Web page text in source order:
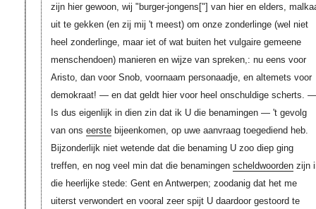
zijn hier gewoon, wij "burger-jongens["] van hier en elders,
uit te gekken (en zij mij 't meest) om onze zonderlinge (wel niet
heel zonderlinge, maar iet of wat buiten het vulgaire gemeene
menschendoen) manieren en wijze van spreken,: nu eens voor
Aristo, dan voor Snob, voornaam personaadje, en altemets voor
demokraat! — en dat geldt hier voor heel onschuldige scherts.
Is dus eigenlijk in dien zin dat ik U die benamingen — 't gevolg
van ons eerstebijeenkomen, op uwe aanvraag toegediend heb.
Bijzonderlijk niet wetende dat die benaming U zoo diep ging
treffen, en nog veel min dat die benamingen scheldwoordenzijn
die heerlijke stede: Gent en Antwerpen; zoodanig dat het me
uiterst verwondert en vooral zeer spijt U daardoor gestoord te